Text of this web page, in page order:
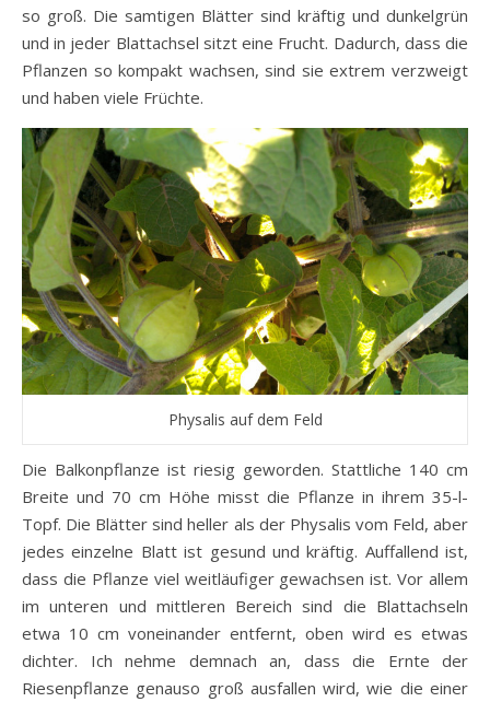
so groß. Die samtigen Blätter sind kräftig und dunkelgrün
und in jeder Blattachsel sitzt eine Frucht. Dadurch, dass die
Pflanzen so kompakt wachsen, sind sie extrem verzweigt
und haben viele Früchte.
Physalis auf dem Feld
Die Balkonpflanze ist riesig geworden. Stattliche 140 cm
Breite und 70 cm Höhe misst die Pflanze in ihrem 35-l-
Topf. Die Blätter sind heller als der Physalis vom Feld, aber
jedes einzelne Blatt ist gesund und kräftig. Auffallend ist,
dass die Pflanze viel weitläufiger gewachsen ist. Vor allem
im unteren und mittleren Bereich sind die Blattachseln
etwa 10 cm voneinander entfernt, oben wird es etwas
dichter. Ich nehme demnach an, dass die Ernte der
Riesenpflanze genauso groß ausfallen wird, wie die einer